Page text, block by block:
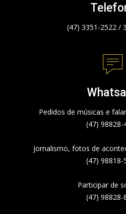
(47) 3351-2522 /
Pedidos de músicas e
(47) 98828-
Jornalismo, fotos de
(47) 98818-
Participar de
(47) 98828-